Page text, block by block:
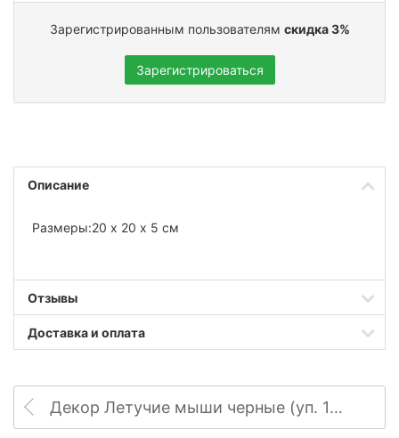
Зарегистрированным пользователям скидка 3%
Зарегистрироваться
Описание
Размеры:20 х 20 х 5 см
Отзывы
Доставка и оплата
Декор Летучие мыши черные (уп. 16 штук)